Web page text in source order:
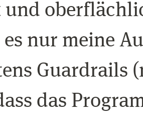
und
nur meine
Guardrails
das